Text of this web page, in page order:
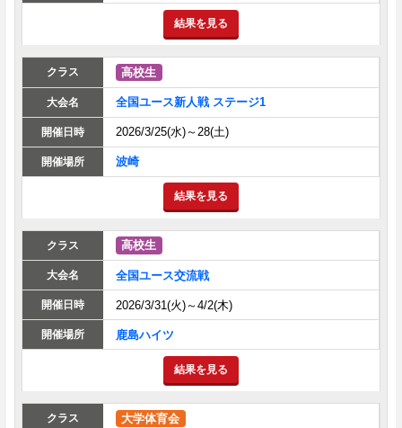
結果を見る
高校生
全国ユース新人戦 ステージ1
2026/3/25(水)～28(土)
波崎
結果を見る
高校生
全国ユース交流戦
2026/3/31(火)～4/2(木)
鹿島ハイツ
結果を見る
大学体育会